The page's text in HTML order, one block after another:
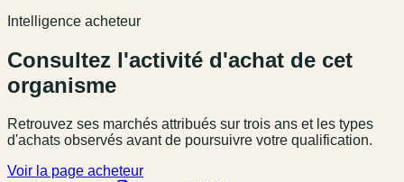
Intelligence acheteur
Consultez l'activité d'achat de cet
organisme
Retrouvez ses marchés attribués sur trois ans et les types
d'achats observés avant de poursuivre votre qualification.
Voir la page acheteur